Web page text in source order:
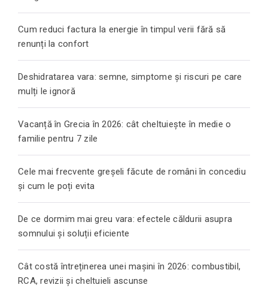
Cum reduci factura la energie în timpul verii fără să
renunți la confort
Deshidratarea vara: semne, simptome și riscuri pe care
mulți le ignoră
Vacanță în Grecia în 2026: cât cheltuiește în medie o
familie pentru 7 zile
Cele mai frecvente greșeli făcute de români în concediu
și cum le poți evita
De ce dormim mai greu vara: efectele căldurii asupra
somnului și soluții eficiente
Cât costă întreținerea unei mașini în 2026: combustibil,
RCA, revizii și cheltuieli ascunse